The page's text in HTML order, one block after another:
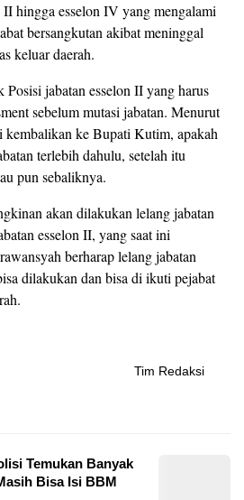
hingga esselon IV yang mengalami
bersangkutan akibat meninggal
keluar daerah.
jabatan esselon II yang harus
sebelum mutasi jabatan. Menurut
kembalikan ke Bupati Kutim, apakah
terlebih dahulu, setelah itu
pun sebaliknya.
akan dilakukan lelang jabatan
esselon II, yang saat ini
berharap lelang jabatan
dilakukan dan bisa di ikuti pejabat
Tim Redaksi
Temukan Banyak
Bisa Isi BBM